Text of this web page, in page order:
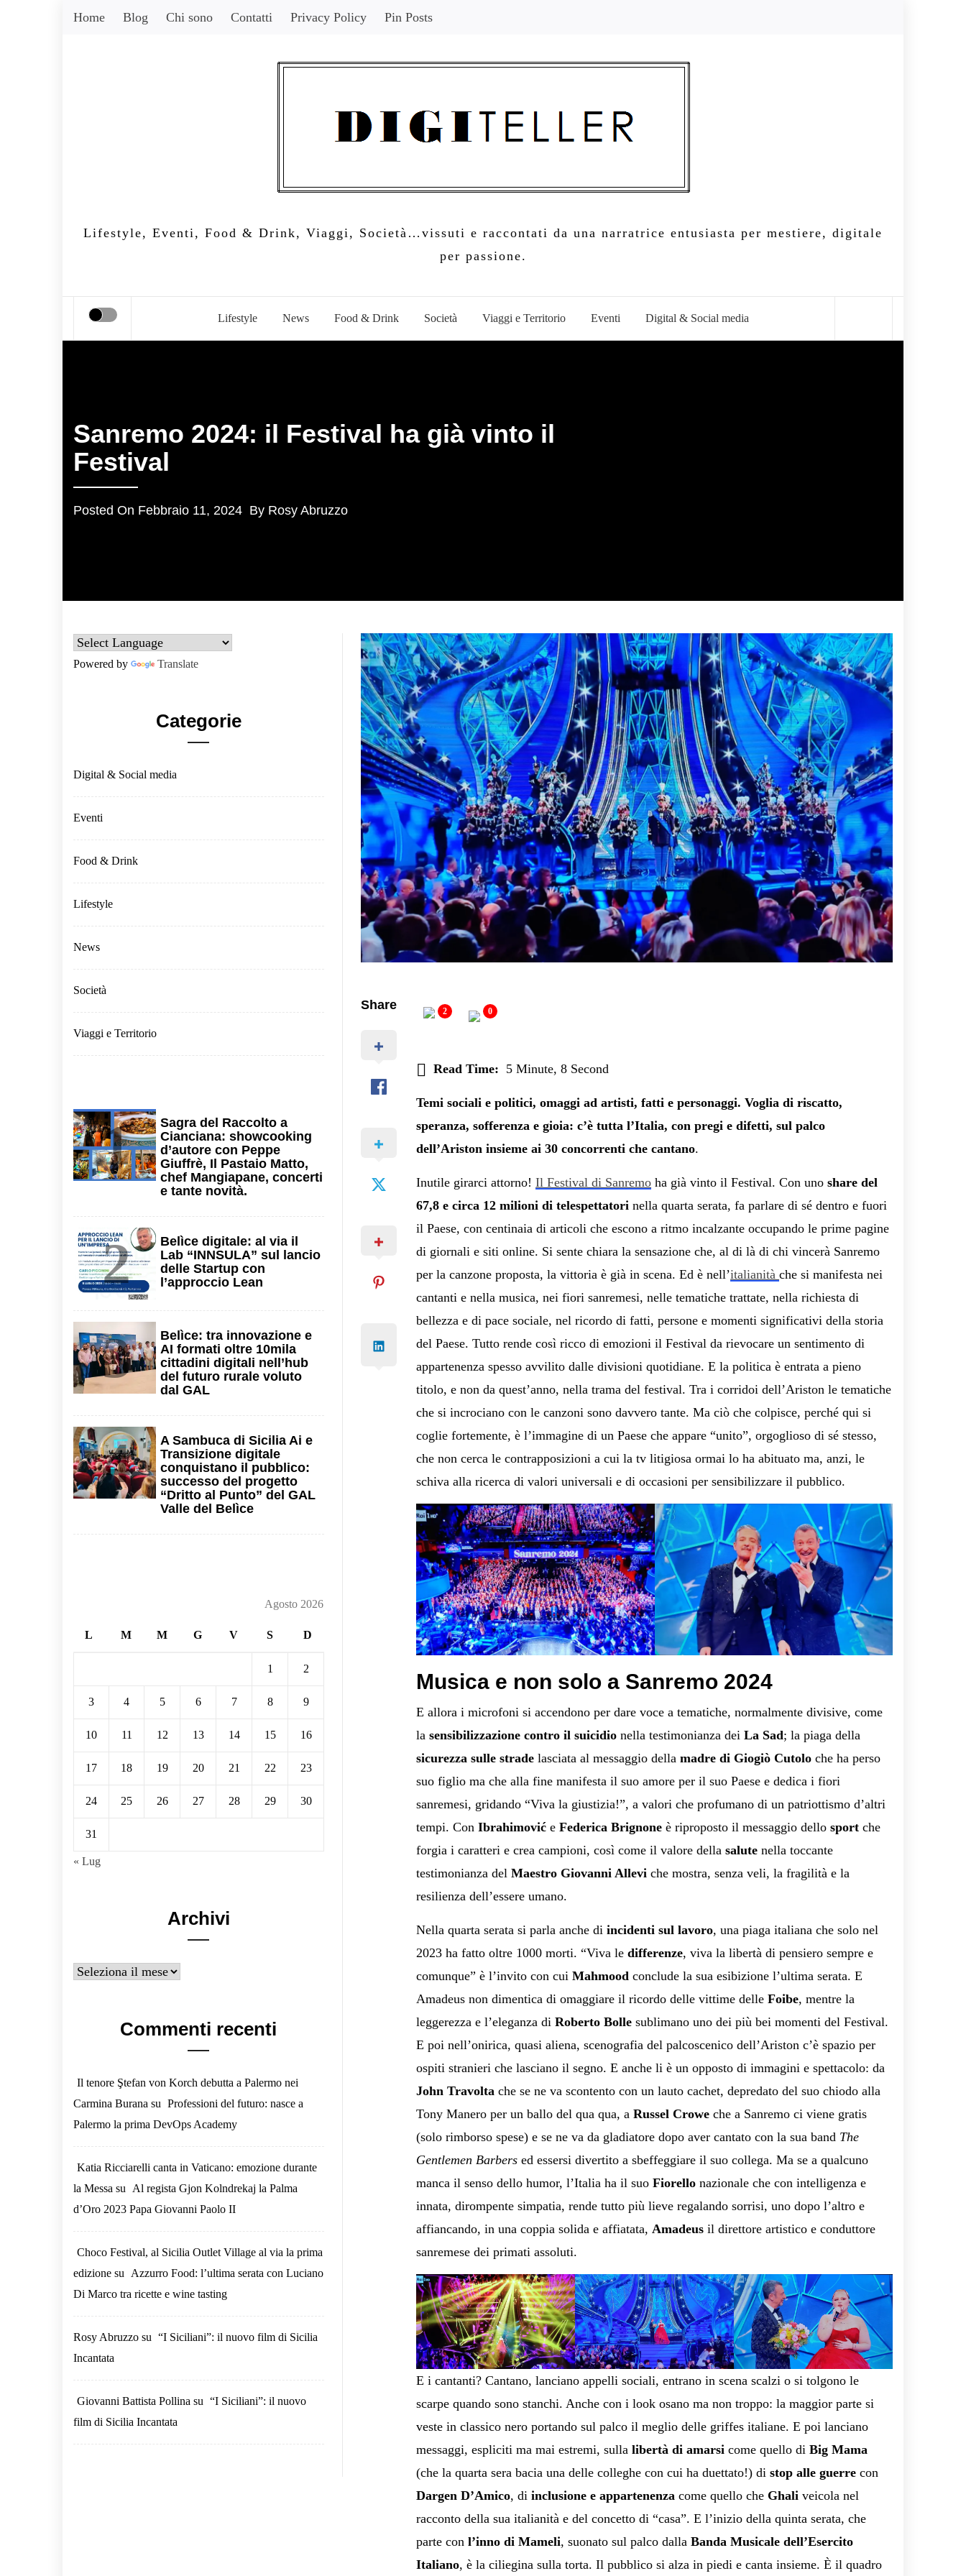
Skip
Home Blog Chi sono Contatti Privacy Policy Pin Posts
Lifestyle, Eventi, Food & Drink, Viaggi, Società…vissuti e raccontati da una narratrice entusiasta per mestiere, digitale
per passione.
Lifestyle News Food & Drink Società Viaggi e Territorio Eventi Digital & Social media
Sanremo 2024: il Festival ha già vinto il
Festival
Posted On Febbraio 11, 2024 By Rosy Abruzzo
Share 2 0
Read Time: 5 Minute, 8 Second
Temi sociali e politici, omaggi ad artisti, fatti e personaggi. Voglia di riscatto,
speranza, sofferenza e gioia: c’è tutta l’Italia, con pregi e difetti, sul palco
dell’Ariston insieme ai 30 concorrenti che cantano.
Inutile girarci attorno!Il Festival di Sanremo ha già vinto il Festival. Con unoshare del
67,8 e circa 12 milioni di telespettatorinella quarta serata, fa parlare di sé dentro e fuori
il Paese, con centinaia di articoli che escono a ritmo incalzante occupando le prime pagine
di giornali e siti online. Si sente chiara la sensazione che, al di là di chi vincerà Sanremo
per la canzone proposta, la vittoria è già in scena. Ed è nell’italianitàche si manifesta nei
cantanti e nella musica, nei fiori sanremesi, nelle tematiche trattate, nella richiesta di
bellezza e di pace sociale, nel ricordo di fatti, persone e momenti significativi della storia
del Paese. Tutto rende così ricco di emozioni il Festival da rievocare un sentimento di
appartenenza spesso avvilito dalle divisioni quotidiane. E la politica è entrata a pieno
titolo, e non da quest’anno, nella trama del festival. Tra i corridoi dell’Ariston le tematiche
che si incrociano con le canzoni sono davvero tante. Ma ciò che colpisce, perché qui si
coglie fortemente, è l’immagine di un Paese che appare “unito”, orgoglioso di sé stesso,
che non cerca le contrapposizioni a cui la tv litigiosa ormai lo ha abituato ma, anzi, le
schiva alla ricerca di valori universali e di occasioni per sensibilizzare il pubblico.
Musica e non solo a Sanremo 2024
E allora i microfoni si accendono per dare voce a tematiche, normalmente divisive, come
lasensibilizzazione contro il suicidio nella testimonianza deiLa Sad; la piaga della
sicurezza sulle strade lasciata al messaggio dellamadre di Giogiò Cutolo che ha perso
suo figlio ma che alla fine manifesta il suo amore per il suo Paese e dedica i fiori
sanremesi, gridando “Viva la giustizia!”, a valori che profumano di un patriottismo d’altri
tempi. ConIbrahimović eFederica Brignone è riproposto il messaggio dellosportche
forgia i caratteri e crea campioni, così come il valore dellasalute nella toccante
testimonianza delMaestro Giovanni Allevi che mostra, senza veli, la fragilità e la
resilienza dell’essere umano.
Nella quarta serata si parla anche diincidenti sul lavoro, una piaga italiana che solo nel
2023 ha fatto oltre 1000 morti. “Viva ledifferenze, viva la libertà di pensiero sempre e
comunque” è l’invito con cuiMahmood conclude la sua esibizione l’ultima serata. E
Amadeus non dimentica di omaggiare il ricordo delle vittime delleFoibe, mentre la
leggerezza e l’eleganza di Roberto Bollesublimano uno dei più bei momenti del Festival.
E poi nell’onirica, quasi aliena, scenografia del palcoscenico dell’Ariston c’è spazio per
ospiti stranieri che lasciano il segno. E anche li è un opposto di immagini e spettacolo: da
John Travolta che se ne va scontento con un lauto cachet, depredato del suo chiodo alla
Tony Manero per un ballo del qua qua, aRussel Crowe che a Sanremo ci viene gratis
(solo rimborso spese) e se ne va da gladiatore dopo aver cantato con la sua band The
Gentlemen Barbers ed essersi divertito a sbeffeggiare il suo collega. Ma se a qualcuno
manca il senso dello humor, l’Italia ha il suoFiorello nazionale che con intelligenza e
innata, dirompente simpatia, rende tutto più lieve regalando sorrisi, uno dopo l’altro e
affiancando, in una coppia solida e affiatata,Amadeus il direttore artistico e conduttore
sanremese dei primati assoluti.
E i cantanti? Cantano, lanciano appelli sociali, entrano in scena scalzi o si tolgono le
scarpe quando sono stanchi. Anche con i look osano ma non troppo: la maggior parte si
veste in classico nero portando sul palco il meglio delle griffes italiane. E poi lanciano
messaggi, espliciti ma mai estremi, sullalibertà di amarsi come quello diBig Mama
(che la quarta sera bacia una delle colleghe con cui ha duettato!) distop alle guerre con
Dargen D’Amico, diinclusione e appartenenza come quello che Ghaliveicola nel
racconto della sua italianità e del concetto di “casa”. E l’inizio della quinta serata, che
parte conl’inno di Mameli, suonato sul palco dallaBanda Musicale dell’Esercito
Italiano, è la ciliegina sulla torta. Il pubblico si alza in piedi e canta insieme. È il quadro
Powered by Translate
Categorie
Digital & Social media
Eventi
Food & Drink
Lifestyle
News
Società
Viaggi e Territorio
1
Sagra del Raccolto a
Cianciana: showcooking
d’autore con Peppe
Giuffrè, Il Pastaio Matto,
chef Mangiapane, concerti
e tante novità.
2
Belìce digitale: al via il
Lab “INNSULA” sul lancio
delle Startup con
l’approccio Lean
3
Belìce: tra innovazione e
AI formati oltre 10mila
cittadini digitali nell’hub
del futuro rurale voluto
dal GAL
4
A Sambuca di Sicilia Ai e
Transizione digitale
conquistano il pubblico:
successo del progetto
“Dritto al Punto” del GAL
Valle del Belìce
Agosto 2026
L M M G V S D
1 2
3 4 5 6 7 8 9
10 11 12 13 14 15 16
17 18 19 20 21 22 23
24 25 26 27 28 29 30
31
« Lug
Archivi
Archivi
Commenti recenti
Il tenore Ştefan von Korch debutta a Palermo nei
Carmina Burana su Professioni del futuro: nasce a
Palermo la prima DevOps Academy
Katia Ricciarelli canta in Vaticano: emozione durante
la Messa su
Al regista Gjon Kolndrekaj la Palma
d’Oro 2023 Papa Giovanni Paolo II
Choco Festival, al Sicilia Outlet Village al via la prima
edizione su
Azzurro Food: l’ultima serata con Luciano
Di Marco tra ricette e wine tasting
Rosy Abruzzo su “I Siciliani”: il nuovo film di Sicilia
Incantata
Giovanni Battista Pollina su “I Siciliani”: il nuovo
film di Sicilia Incantata